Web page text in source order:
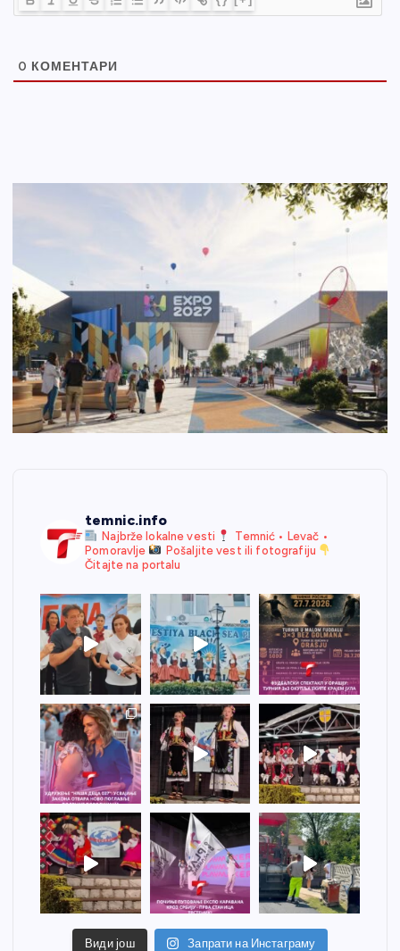
0 КОМЕНТАРИ
temnic.info
Najbrže lokalne vesti
Temnić • Levač •
Pomoravlje
Pošaljite vest ili fotografiju
Čitajte na portalu
Види још Запрати на Инстаграму